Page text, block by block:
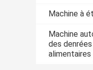
Machine à
Machine
des
alimentaires